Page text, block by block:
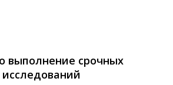
выполнение срочных